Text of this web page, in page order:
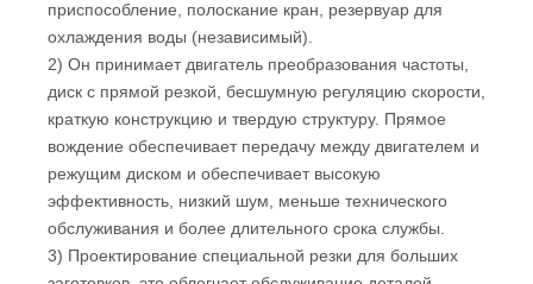
приспособление, полоскание кран, резервуар для
охлаждения воды (независимый).
2) Он принимает двигатель преобразования частоты,
диск с прямой резкой, бесшумную регуляцию скорости,
краткую конструкцию и твердую структуру. Прямое
вождение обеспечивает передачу между двигателем и
режущим диском и обеспечивает высокую
эффективность, низкий шум, меньше технического
обслуживания и более длительного срока службы.
3) Проектирование специальной резки для больших